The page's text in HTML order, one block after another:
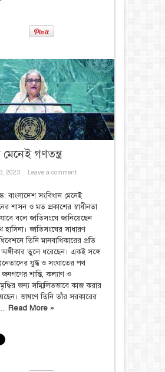
গণতন্ত্র
2023 Leave a comment
বাংলাদেশ সংবিধান মেনেই
শাসন ও মত প্রকাশের স্বাধীনতা
বলে জাতিসংঘে জানিয়েছেন
হাসিনা। জাতিসংঘের সাধারণ
তিনি মানবাধিকারের প্রতি
অঙ্গীকার তুলে ধরেছেন। একই সঙ্গে
যুদ্ধ ও সংঘাতের পথ
শান্তি, কল্যাণ ও
জন্য সম্মিলিতভাবে কাজ করার
ভাষণে তিনি তাঁর সরকারের
Read More »